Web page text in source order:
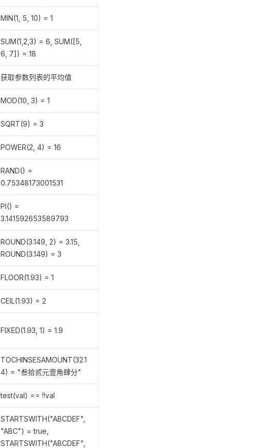
MIN(1, 5, 10) = 1
SUM(1,2,3) = 6, SUM([5,
6, 7]) = 18
获取参数列表的平均值
MOD(10, 3) = 1
SQRT(9) = 3
POWER(2, 4) = 16
RAND() =
0.75348173001531
PI() =
3.141592653589793
ROUND(3.149, 2) = 3.15,
ROUND(3.149) = 3
FLOOR(1.93) = 1
CEIL(1.93) = 2
FIXED(1.93, 1) = 1.9
TOCHINSESAMOUNT(32.1
4) = "叁拾贰元壹角肆分"
test(val) == !!val
STARTSWITH("ABCDEF",
"ABC") = true,
STARTSWITH("ABCDEF",